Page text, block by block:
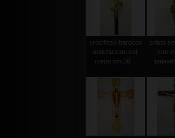
crocifisso barocco
antichizzato col.
corpo cm.36 ...
cristo
con